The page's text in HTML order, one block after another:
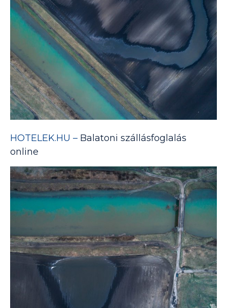
HOTELEK.HU – Balatoni szállásfoglalás
online